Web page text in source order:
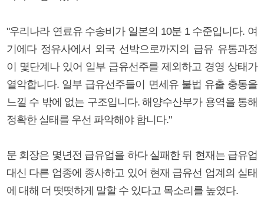
"우리나라 연료유 수송비가 일본의 10분 1 수준입니다. 여
기에다 정유사에서 외국 선박으로까지의 급유 유통과정
이 몇단계나 있어 일부 급유선주를 제외하고 경영 상태가
열악합니다. 일부 급유선주들이 면세유 불법 유출 충동을
느낄 수 밖에 없는 구조입니다. 해양수산부가 용역을 통해
정확한 실태를 우선 파악해야 합니다."
문 회장은 몇년전 급유업을 하다 실패한 뒤 현재는 급유업
대신 다른 업종에 종사하고 있어 현재 급유선 업계의 실태
에 대해 더 떳떳하게 말할 수 있다고 목소리를 높였다.